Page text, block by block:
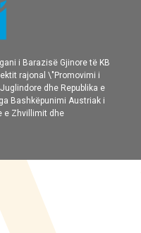
i Barazisë Gjinore të KB
rajonal \"Promovimi i
dhe Republika e
Bashkëpunimi Austriak i
e Zhvillimit dhe